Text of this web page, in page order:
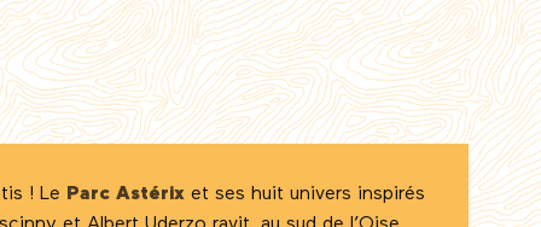
! Le Parc Astérix et ses huit univers inspirés